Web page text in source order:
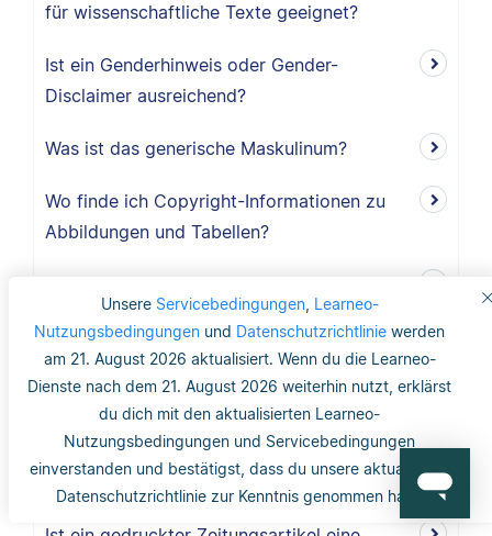
Unsere Servicebedingungen, Learneo-
Nutzungsbedingungen und Datenschutzrichtlinie werden
am 21. August 2026 aktualisiert. Wenn du die Learneo-
Dienste nach dem 21. August 2026 weiterhin nutzt, erklärst
du dich mit den aktualisierten Learneo-
Nutzungsbedingungen und Servicebedingungen
einverstanden und bestätigst, dass du unsere aktualisierte
Datenschutzrichtlinie zur Kenntnis genommen hast.
für wissenschaftliche Texte geeignet?
Ist ein Genderhinweis oder Gender-
Disclaimer ausreichend?
Was ist das generische Maskulinum?
Wo finde ich Copyright-Informationen zu
Abbildungen und Tabellen?
Tabellenverzeichnis?
Werden Abbildungen und Tabellen im
Literaturverzeichnis erwähnt?
Wie werden Abbildungen und Tabellen nach